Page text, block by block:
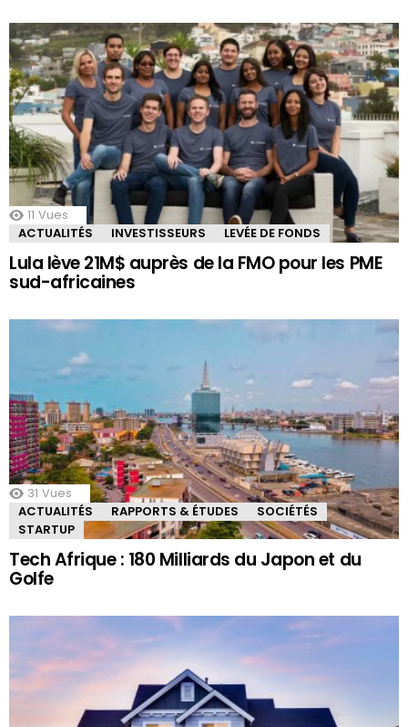
11 Vues
ACTUALITÉS
INVESTISSEURS LEVÉE DE FONDS
Lula lève 21M$ auprès de la FMO pour les PME
sud-africaines
31 Vues
ACTUALITÉS
RAPPORTS & ÉTUDES
SOCIÉTÉS
STARTUP
Tech Afrique : 180 Milliards du Japon et du
Golfe